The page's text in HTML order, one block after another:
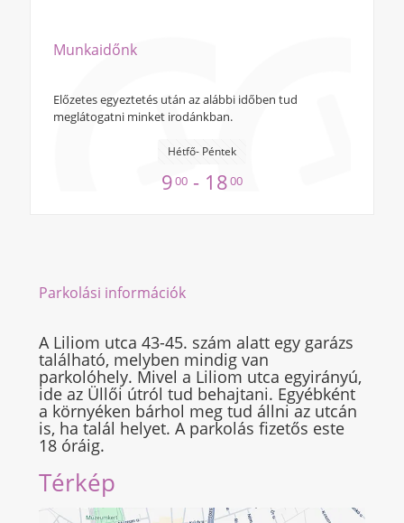
Munkaidőnk
Előzetes egyeztetés után az alábbi időben tud
meglátogatni minket irodánkban.
Hétfő- Péntek
900 - 1800
Parkolási információk
A Liliom utca 43-45. szám alatt egy garázs
található, melyben mindig van
parkolóhely. Mivel a Liliom utca egyirányú,
ide az Üllői útról tud behajtani. Egyébként
a környéken bárhol meg tud állni az utcán
is, ha talál helyet. A parkolás fizetős este
18 óráig.
Térkép